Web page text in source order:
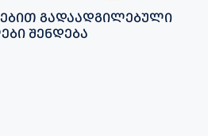
ᲒᲐᲓᲐᲐᲓᲒᲘᲚᲔᲑᲣᲚᲘ
ᲨᲔᲜᲓᲔᲑᲐ